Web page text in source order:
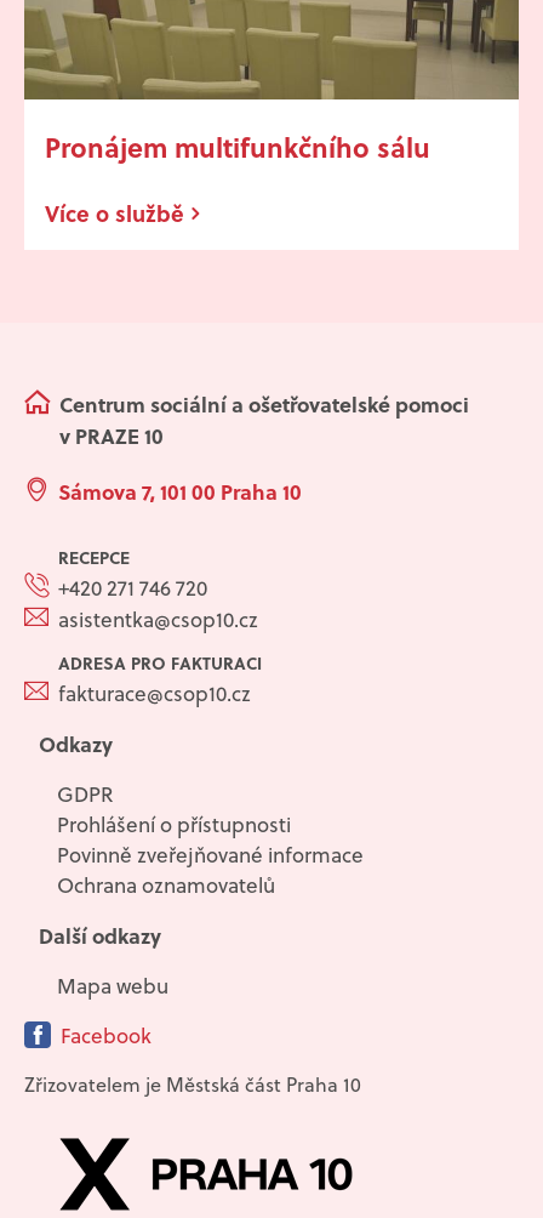
Pronájem multifunkčního sálu
Více o službě
Centrum sociální a ošetřovatelské pomoci
v PRAZE 10
Sámova 7, 101 00 Praha 10
RECEPCE
+420 271 746 720
asistentka@csop10.cz
ADRESA PRO FAKTURACI
fakturace@csop10.cz
Odkazy
GDPR
Prohlášení o přístupnosti
Povinně zveřejňované informace
Ochrana oznamovatelů
Další odkazy
Mapa webu
Facebook
Zřizovatelem je Městská část Praha 10